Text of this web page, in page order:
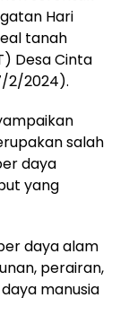
Hari
tanah
Desa Cinta
2/2024).
salah
daya
yang
daya alam
perairan,
manusia